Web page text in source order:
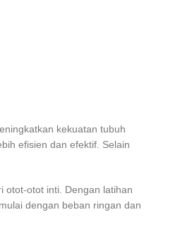
kekuatan tubuh
efisien dan efektif. Selain
otot-otot inti. Dengan latihan
dengan beban ringan dan